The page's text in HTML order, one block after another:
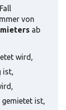
von
ab
wird,
ist,
ist,